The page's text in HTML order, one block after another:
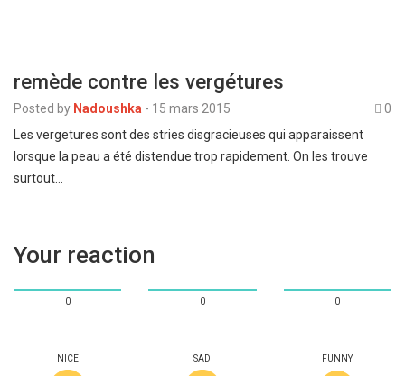
remède contre les vergétures
Posted by Nadoushka - 15 mars 2015
0
Les vergetures sont des stries disgracieuses qui apparaissent
lorsque la peau a été distendue trop rapidement. On les trouve
surtout…
Your reaction
0
NICE
0
SAD
0
FUNNY